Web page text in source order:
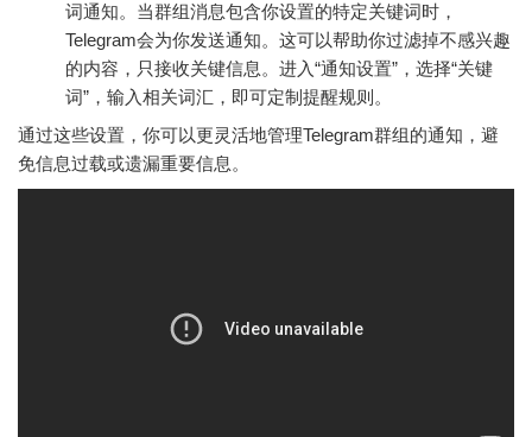
词通知。当群组消息包含你设置的特定关键词时，
Telegram会为你发送通知。这可以帮助你过滤掉不感兴趣
的内容，只接收关键信息。进入“通知设置”，选择“关键
词”，输入相关词汇，即可定制提醒规则。
通过这些设置，你可以更灵活地管理Telegram群组的通知，避
免信息过载或遗漏重要信息。